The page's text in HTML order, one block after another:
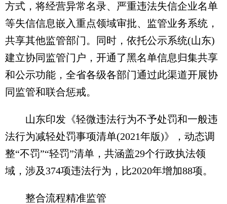
方式，将经营异常名录、严重违法失信企业名单
等失信信息嵌入重点领域审批、监管业务系统，
共享其他监管部门。同时，依托公示系统(山东)
建立协同监管门户，开通了黑名单信息归集共享
和公示功能，全省各级各部门通过此渠道开展协
同监管和联合惩戒。
山东印发《轻微违法行为不予处罚和一般违
法行为减轻处罚事项清单(2021年版)》，动态调
整“不罚”“轻罚”清单，共涵盖29个行政执法领
域，涉及374项违法行为，比2020年增加88项。
整合流程精准监管